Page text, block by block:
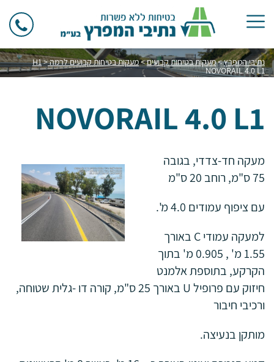
נתיבי המפרץ>מעקות בטיחות קבועים>מעקות בטיחות קבועים לרמה H1>
NOVORAIL 4.0 L1
NOVORAIL 4.0 L1
מעקה חד-צדדי, בגובה
75 ס"מ, רוחב 20 ס"מ
עם ציפוף עמודים 4.0 מ'.
למעקה עמודי C באורך
1.55 מ' , 0.905 מ' בתוך
הקרקע, בתוספת אלמנט
חיזוק עם פרופיל U באורך 25 ס"מ, קורה דו -גלית שטוחה,
ורכיבי חיבור
מותקן בנעיצה.